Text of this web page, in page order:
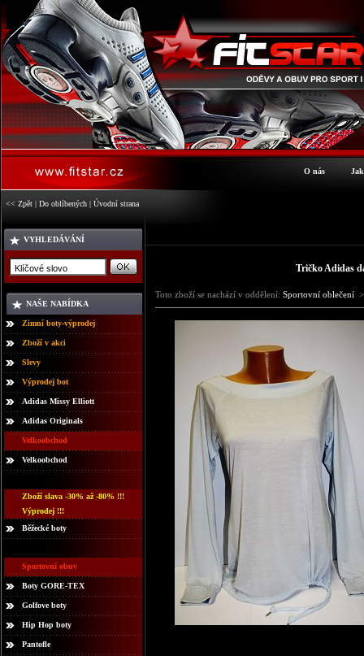
O nás
<< Zpět | Do oblíbených | Úvodní strana
VYHLEDÁVÁNÍ
NAŠE NABÍDKA
Zimní boty-výprodej
Zboží v akci
Slevy
Výprodej bot
Adidas Missy Elliott
Adidas Originals
Velkoobchod
Velkoobchod
Zboží slava -30% až -80% !!!
Výprodej !!!
Běžecké boty
Sportovní obuv
Boty GORE-TEX
Golfove boty
Hip Hop boty
Pantofle
Tričko Adidas
Toto zboží se nachází v oddělení: Sportovní oblečení